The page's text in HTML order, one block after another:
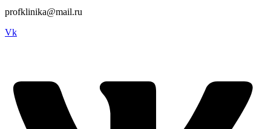
profklinika@mail.ru
Vk